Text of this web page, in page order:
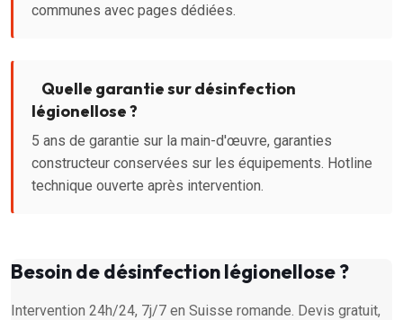
communes avec pages dédiées.
Quelle garantie sur désinfection
légionellose ?
5 ans de garantie sur la main-d'œuvre, garanties
constructeur conservées sur les équipements. Hotline
technique ouverte après intervention.
Besoin de désinfection légionellose ?
Intervention 24h/24, 7j/7 en Suisse romande. Devis gratuit,